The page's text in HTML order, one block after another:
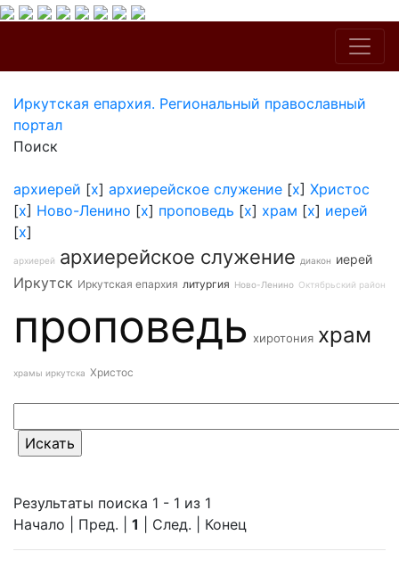
Иркутская епархия. Региональный православный
портал
Поиск
архиерей [x] архиерейское служение [x] Христос
[x] Ново-Ленино [x] проповедь [x] храм [x] иерей
[x]
архиерей архиерейское служение диакон иерей
Иркутск Иркутская епархия литургия Ново-Ленино Октябрьский район
проповедь хиротония храм
храмы иркутска Христос
Результаты поиска 1 - 1 из 1
Начало | Пред. | 1 | След. | Конец